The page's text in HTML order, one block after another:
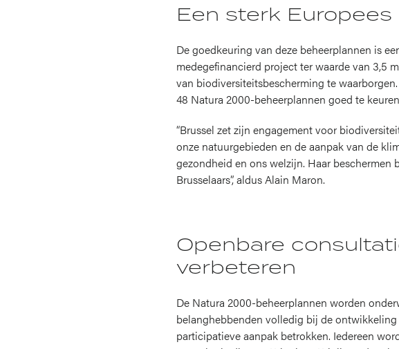
Een sterk
De goedkeuring van deze beheerplannen is
medegefinancierd project ter waarde van 3,5
van biodiversiteitsbescherming te
48 Natura 2000-beheerplannen goed te
“Brussel zet zijn engagement voor
onze natuurgebieden en de aanpak van de
gezondheid en ons welzijn. Haar beschermen
Brusselaars”, aldus Alain Maron.
Openbare
verbeteren
De Natura 2000-beheerplannen worden
belanghebbenden volledig bij de
participatieve aanpak betrokken. Iedereen